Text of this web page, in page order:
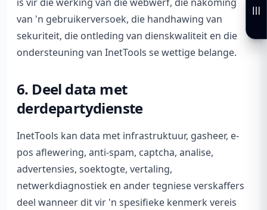
van 'n gebruikerversoek, die handhawing van
sekuriteit, die ontleding van dienskwaliteit en die
ondersteuning van InetTools se wettige belange.
6. Deel data met
derdepartydienste
InetTools kan data met infrastruktuur, gasheer, e-
pos aflewering, anti-spam, captcha, analise,
advertensies, soektogte, vertaling,
netwerkdiagnostiek en ander tegniese verskaffers
deel wanneer dit vir 'n spesifieke kenmerk vereis